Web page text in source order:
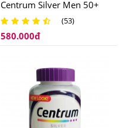
Centrum Silver Men 50+
Dành Cho Nam Giới Trên
(53)
580.000đ